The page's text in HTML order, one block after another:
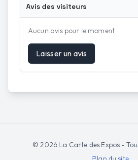
Avis des visiteurs
Aucun avis pour le moment
Laisser un avis
©2026 La Carte des Expos -